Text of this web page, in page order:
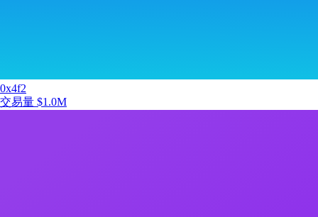
0x4f2
交易量 $1.0M